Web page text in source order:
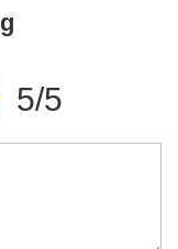
5/5